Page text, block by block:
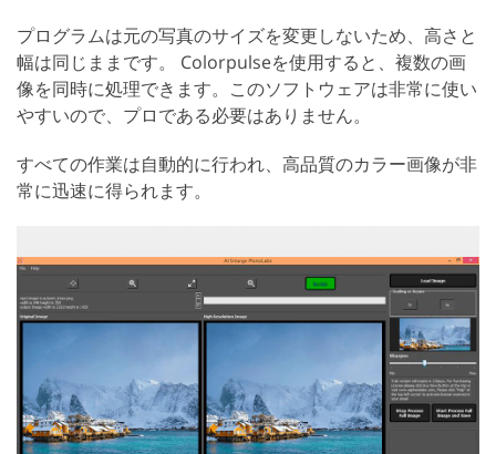
プログラムは元の写真のサイズを変更しないため、高さと
幅は同じままです。 Colorpulseを使用すると、複数の画
像を同時に処理できます。このソフトウェアは非常に使い
やすいので、プロである必要はありません。
すべての作業は自動的に行われ、高品質のカラー画像が非
常に迅速に得られます。